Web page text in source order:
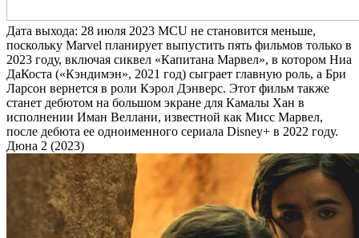
Дата выхода: 28 июля 2023 MCU не становится меньше,
поскольку Marvel планирует выпустить пять фильмов только в
2023 году, включая сиквел «Капитана Марвел», в котором Ниа
ДаКоста («Кэндимэн», 2021 год) сыграет главную роль, а Бри
Ларсон вернется в роли Кэрол Дэнверс. Этот фильм также
станет дебютом на большом экране для Камалы Хан в
исполнении Иман Веллани, известной как Мисс Марвел,
после дебюта ее одноименного сериала Disney+ в 2022 году.
Дюна 2 (2023)